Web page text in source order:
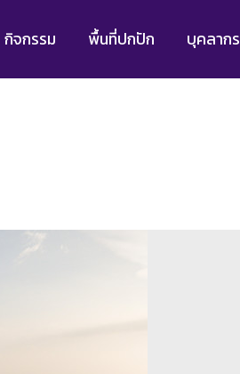
กิจกรรม พื้นที่ปกปัก บุคลากร